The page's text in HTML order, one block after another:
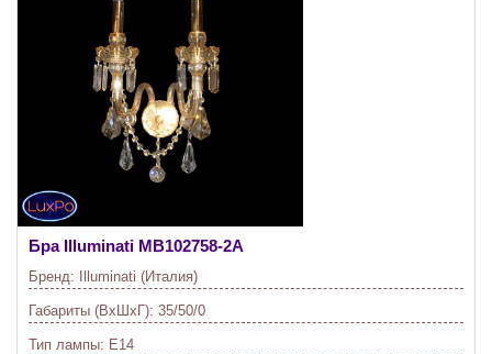
Бра Illuminati MB102758-2A
Бренд: Illuminati (Италия)
Габариты (ВхШхГ): 35/50/0
Тип лампы: E14